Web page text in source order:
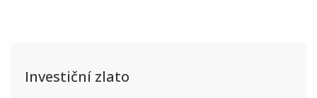
Investiční zlato